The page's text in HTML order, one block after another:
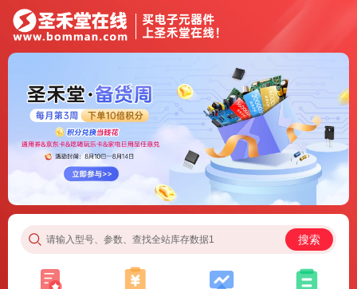
请输入型号、参数、查找全站库存数据1 搜索